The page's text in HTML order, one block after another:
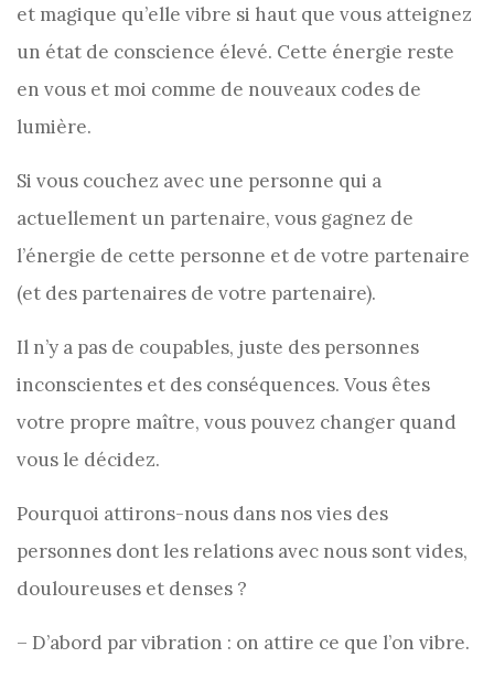
et magique qu’elle vibre si haut que vous atteignez
un état de conscience élevé. Cette énergie reste
en vous et moi comme de nouveaux codes de
lumière.
Si vous couchez avec une personne qui a
actuellement un partenaire, vous gagnez de
l’énergie de cette personne et de votre partenaire
(et des partenaires de votre partenaire).
Il n’y a pas de coupables, juste des personnes
inconscientes et des conséquences. Vous êtes
votre propre maître, vous pouvez changer quand
vous le décidez.
Pourquoi attirons-nous dans nos vies des
personnes dont les relations avec nous sont vides,
douloureuses et denses ?
– D’abord par vibration : on attire ce que l’on vibre.